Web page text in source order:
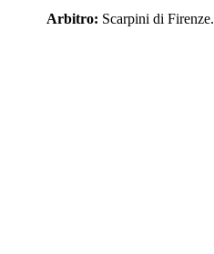
Arbitro: Scarpini di Firenze.